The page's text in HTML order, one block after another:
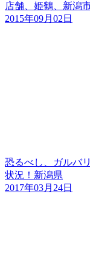
店舗、姫鶴、新潟
2015年09月02日
恐るべし、ガルバ
状況！新潟県
2017年03月24日